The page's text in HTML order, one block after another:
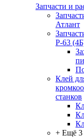
Запчасти и
Атлант
Р-63
Клей
станков
+ Ещё 3